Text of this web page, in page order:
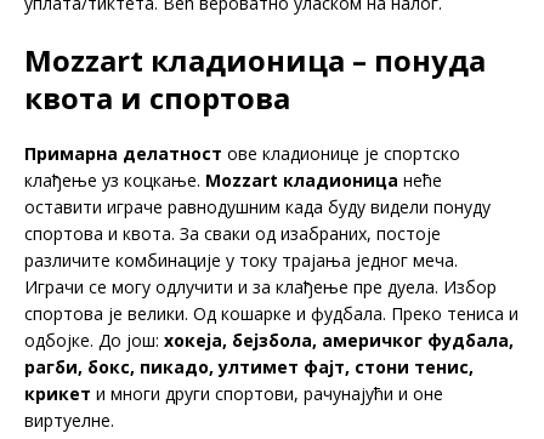
Mozzart кладионица – понуда
квота и спортова
Примарна делатност ове кладионице је спортско
клађење уз коцкање. Mozzart кладионица неће
оставити играче равнодушним када буду видели понуду
спортова и квота. За сваки од изабраних, постоје
различите комбинације у току трајања једног меча.
Играчи се могу одлучити и за клађење пре дуела. Избор
спортова је велики. Од кошарке и фудбала. Преко тениса и
одбојке. До још: хокеја, бејзбола, америчког фудбала,
рагби, бокс, пикадо, ултимет фајт, стони тенис,
крикет и многи други спортови, рачунајући и оне
виртуелне.